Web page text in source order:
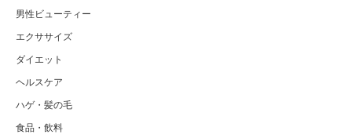
男性ビューティー
エクササイズ
ダイエット
ヘルスケア
ハゲ・髪の毛
食品・飲料